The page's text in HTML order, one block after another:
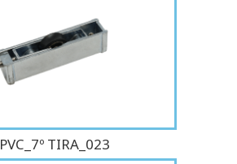
PVC_7º TIRA_023